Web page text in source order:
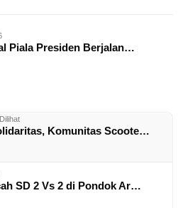
Piala Presiden Berjalan…
Komunitas Scoote…
SD 2 Vs 2 di Pondok Ar…